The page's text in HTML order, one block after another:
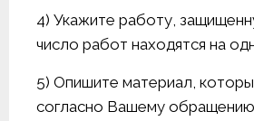
4) Укажите работу,
число работ находятся на
5) Опишите материал,
согласно Вашему